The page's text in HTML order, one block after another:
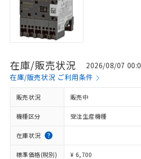
在庫/販売状況
2026/08/07
在庫/販売状況 ご利用条件
販売状況 販売中
機種区分 受注生産機種
在庫状況
標準価格(税別) ¥ 6,700